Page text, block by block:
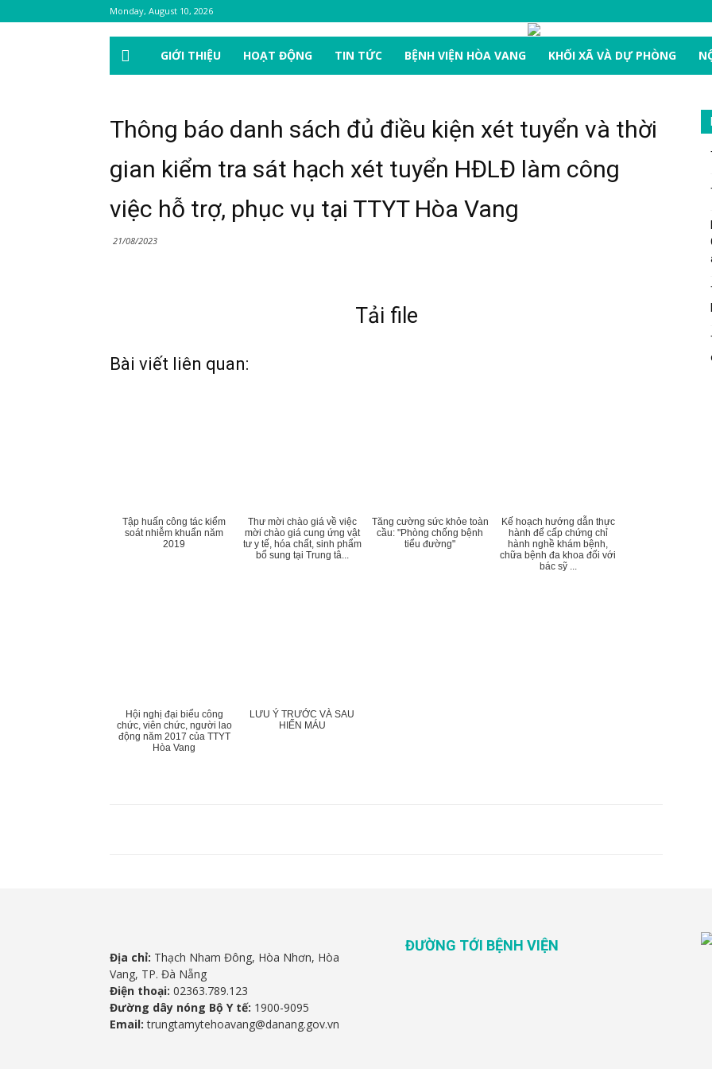
Monday, August 10, 2026
GIỚI THIỆU HOẠT ĐỘNG TIN TỨC BỆNH VIỆN HÒA VANG KHỐI XÃ VÀ DỰ PHÒNG
Thông báo danh sách đủ điều kiện xét tuyển và thời
gian kiểm tra sát hạch xét tuyển HĐLĐ làm công
việc hỗ trợ, phục vụ tại TTYT Hòa Vang
21/08/2023
Tải file
Bài viết liên quan:
Tập huấn công tác kiểm
soát nhiễm khuẩn năm
2019
Thư mời chào giá về việc
mời chào giá cung ứng vật
tư y tế, hóa chất, sinh phẩm
bổ sung tại Trung tâ...
Tăng cường sức khỏe toàn
cầu: "Phòng chống bệnh
tiểu đường"
Kế hoạch hướng dẫn thực
hành để cấp chứng chỉ
hành nghề khám bệnh,
chữa bệnh đa khoa đối với
bác sỹ ...
Hội nghị đại biểu công
chức, viên chức, người lao
động năm 2017 của TTYT
Hòa Vang
LƯU Ý TRƯỚC VÀ SAU
HIẾN MÁU
Địa chỉ: Thạch Nham Đông, Hòa Nhơn, Hòa
Vang, TP. Đà Nẵng
Điện thoại: 02363.789.123
Đường dây nóng Bộ Y tế: 1900-9095
Email: trungtamytehoavang@danang.gov.vn
ĐƯỜNG TỚI BỆNH VIỆN